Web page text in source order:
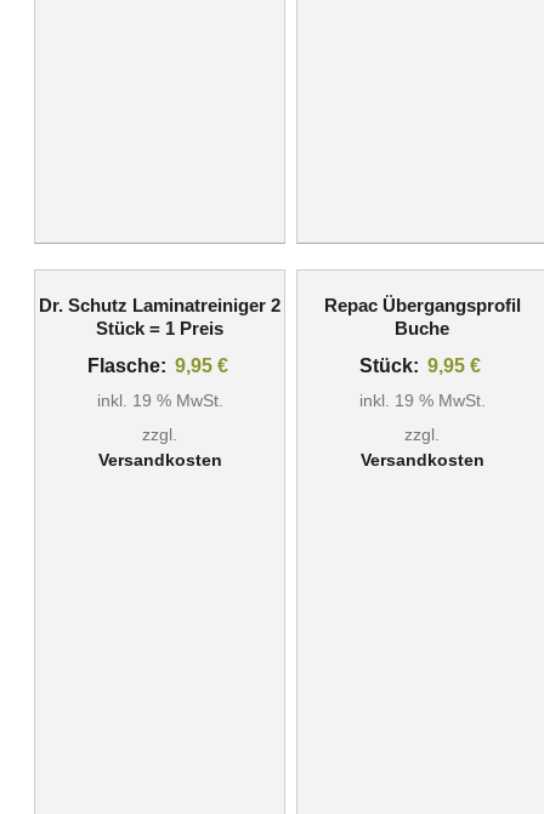
Dr. Schutz Laminatreiniger 2
Stück = 1 Preis
Flasche: 9,95€
inkl. 19 % MwSt.
zzgl.
Versandkosten
Repac Übergangsprofil
Buche
Stück: 9,95€
inkl. 19 % MwSt.
zzgl.
Versandkosten